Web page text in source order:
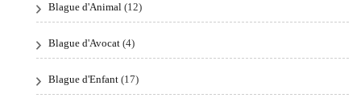
Blague d'Animal (12)
Blague d'Avocat (4)
Blague d'Enfant (17)